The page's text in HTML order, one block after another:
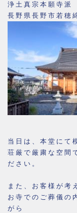
浄土真宗本願寺
長野県長野市若穂
当日は、本堂にて
荘厳で厳粛な空間
ださい。
また、お客様が考
お寺でのご葬儀の
がら